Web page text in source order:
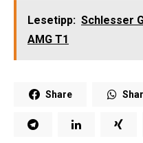
Lesetipp: Schlesser
AMG T1
Share